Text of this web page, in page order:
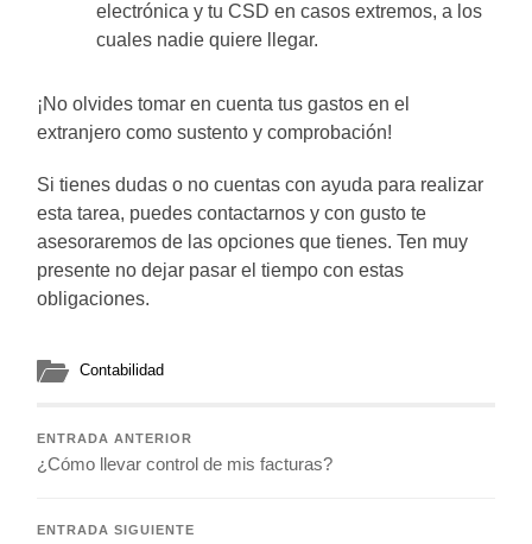
electrónica y tu CSD en casos extremos, a los
cuales nadie quiere llegar.
¡No olvides tomar en cuenta tus gastos en el
extranjero como sustento y comprobación!
Si tienes dudas o no cuentas con ayuda para realizar
esta tarea, puedes contactarnos y con gusto te
asesoraremos de las opciones que tienes. Ten muy
presente no dejar pasar el tiempo con estas
obligaciones.
Contabilidad
ENTRADA ANTERIOR
¿Cómo llevar control de mis facturas?
ENTRADA SIGUIENTE